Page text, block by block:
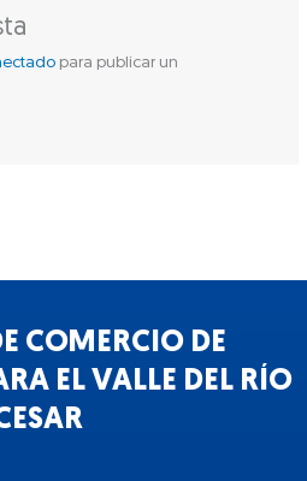
para publicar un
COMERCIO DE
EL VALLE DEL RÍO